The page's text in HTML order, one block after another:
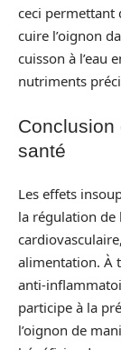
ceci permettant
cuire l’oignon
cuisson à l’eau
nutriments
Conclusion
santé
Les effets
la régulation de
alimentation. À
anti-
participe à la
l’oignon de